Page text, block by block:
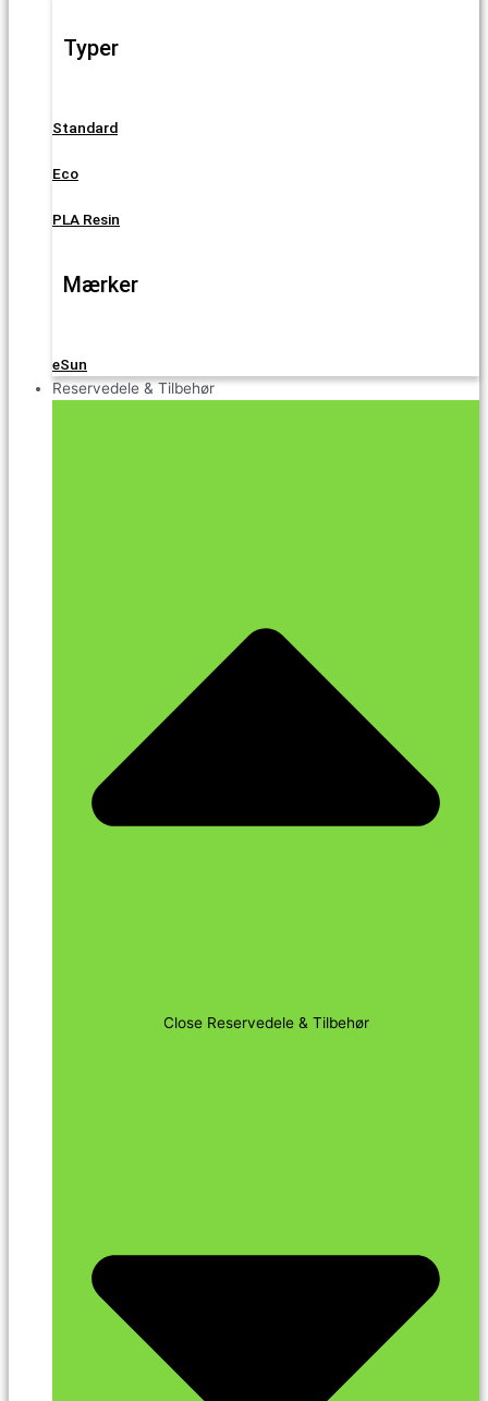
Typer
Standard
Eco
PLA Resin
Mærker
eSun
Reservedele & Tilbehør
Close Reservedele & Tilbehør